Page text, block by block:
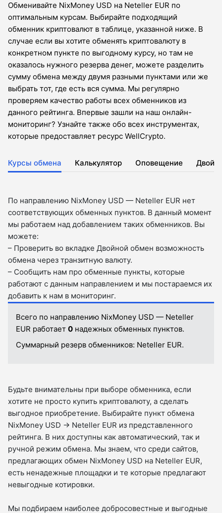
Обменивайте NixMoney USD на Neteller EUR по
оптимальным курсам. Выбирайте подходящий
обменник криптовалют в таблице, указанной ниже. В
случае если вы хотите обменять криптовалюту в
конкретном пункте по выгодному курсу, но там не
оказалось нужного резерва денег, можете разделить
сумму обмена между двумя разными пунктами или же
выбрать тот, где есть вся сумма. Мы регулярно
проверяем качество работы всех обменников из
данного рейтинга. Впервые зашли на наш онлайн-
мониторинг? Узнайте также обо всех инструментах,
которые предоставляет ресурс WellCrypto.
Курсы обмена Калькулятор Оповещение
По направлению NixMoney USD — Neteller EUR нет
соответствующих обменных пунктов. В данный момент
мы работаем над добавлением таких обменников. Вы
можете:
– Проверить во вкладкe Двойной обмен возможность
обмена через транзитную валюту.
– Сообщить нам про обменные пункты, которые
работают с данным направлением и мы постараемся их
добавить к нам в мониторинг.
Всего по направлению NixMoney USD — Neteller
EUR работает 0 надежных обменных пунктов.
Суммарный резерв обменников: Neteller EUR.
Будьте внимательны при выборе обменника, если
хотите не просто купить криптовалюту, а сделать
выгодное приобретение. Выбирайте пункт обмена
NixMoney USD → Neteller EUR из представленного
рейтинга. В них доступны как автоматический, так и
ручной режим обмена. Мы знаем, что среди сайтов,
предлагающих обмен NixMoney USD на Neteller EUR,
есть ненадежные площадки и те которые предлагают
невыгодные котировки.
Мы подбираем наиболее добросовестные и выгодные